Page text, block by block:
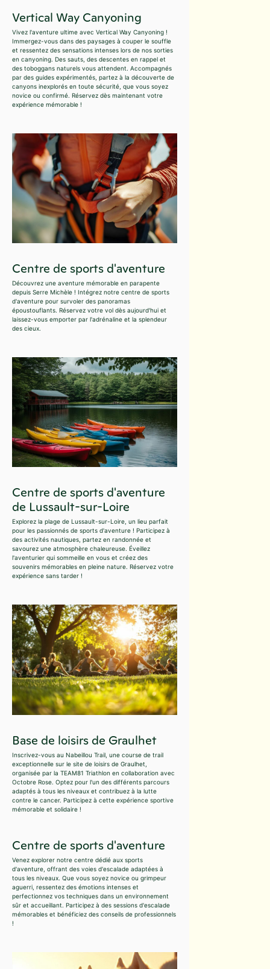
Vertical Way Canyoning
Vivez l'aventure ultime avec Vertical Way Canyoning !
Immergez-vous dans des paysages à couper le souffle
et ressentez des sensations intenses lors de nos sorties
en canyoning. Des sauts, des descentes en rappel et
des toboggans naturels vous attendent. Accompagnés
par des guides expérimentés, partez à la découverte de
canyons inexplorés en toute sécurité, que vous soyez
novice ou confirmé. Réservez dès maintenant votre
expérience mémorable !
Centre de sports d'aventure
Découvrez une aventure mémorable en parapente
depuis Serre Michèle ! Intégrez notre centre de sports
d'aventure pour survoler des panoramas
époustouflants. Réservez votre vol dès aujourd'hui et
laissez-vous emporter par l'adrénaline et la splendeur
des cieux.
Centre de sports d'aventure
de Lussault-sur-Loire
Explorez la plage de Lussault-sur-Loire, un lieu parfait
pour les passionnés de sports d'aventure ! Participez à
des activités nautiques, partez en randonnée et
savourez une atmosphère chaleureuse. Éveillez
l'aventurier qui sommeille en vous et créez des
souvenirs mémorables en pleine nature. Réservez votre
expérience sans tarder !
Base de loisirs de Graulhet
Inscrivez-vous au Nabeillou Trail, une course de trail
exceptionnelle sur le site de loisirs de Graulhet,
organisée par la TEAM81 Triathlon en collaboration avec
Octobre Rose. Optez pour l'un des différents parcours
adaptés à tous les niveaux et contribuez à la lutte
contre le cancer. Participez à cette expérience sportive
mémorable et solidaire !
Centre de sports d'aventure
Venez explorer notre centre dédié aux sports
d'aventure, offrant des voies d'escalade adaptées à
tous les niveaux. Que vous soyez novice ou grimpeur
aguerri, ressentez des émotions intenses et
perfectionnez vos techniques dans un environnement
sûr et accueillant. Participez à des sessions d'escalade
mémorables et bénéficiez des conseils de professionnels
!